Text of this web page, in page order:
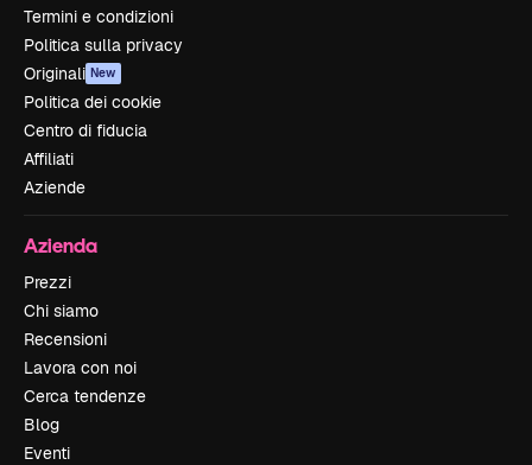
Termini e condizioni
Politica sulla privacy
Originali New
Politica dei cookie
Centro di fiducia
Affiliati
Aziende
Azienda
Prezzi
Chi siamo
Recensioni
Lavora con noi
Cerca tendenze
Blog
Eventi